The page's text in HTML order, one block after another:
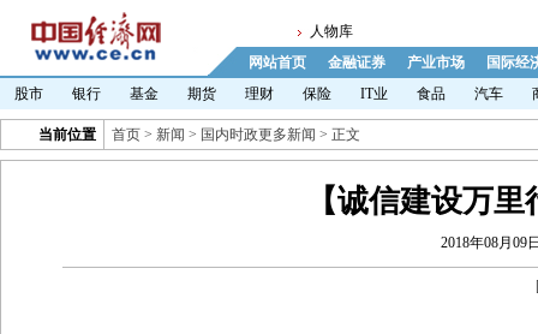
人物库
网站首页
金融证券 产业市场
国际经
股市
银行 基金 期货 理财 保险 IT业 食品 汽车
当前位置 首页 > 新闻 > 国内时政更多新闻 > 正文
【诚信建设万
2018年08月09